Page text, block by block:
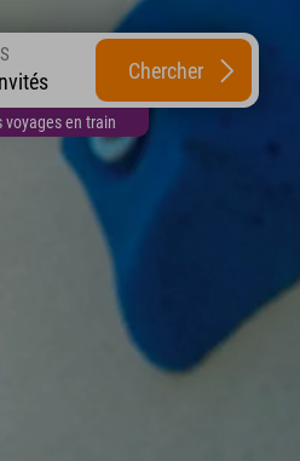
voyages en train
Chercher